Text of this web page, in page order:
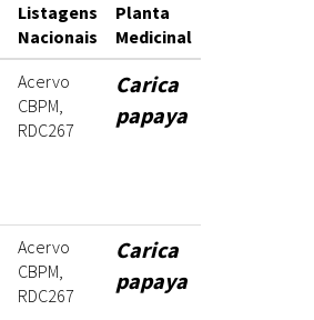
Listagens
Nacionais
Planta
Medicinal
Acervo
CBPM,
RDC267
Carica
papaya
Acervo
CBPM,
RDC267
Carica
papaya